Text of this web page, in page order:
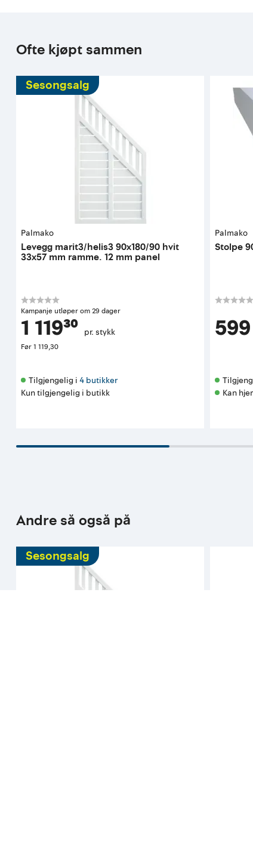
Ofte kjøpt sammen
Sesongsalg
Palmako
Levegg marit3/helis3 90x180/90 hvit
33x57 mm ramme. 12 mm panel
Kampanje utløper om 29 dager
1 119³⁰ pr. stykk
Før1 119,30
Tilgjengelig i 4 butikker
Kun tilgjengelig i butikk
Palmako
Stolpe
599
Kan
Andre så også på
Sesongsalg